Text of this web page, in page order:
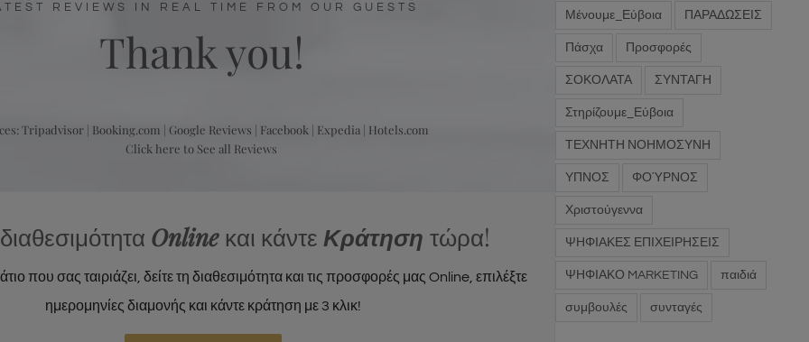
REVIEWS IN REAL TIME FROM OUR GUESTS
Thank you!
Tripadvisor | Booking.com | Google Reviews | Facebook | Expedia | Hotels.com
Click here to See all Reviews
Online και κάντε Κράτηση τώρα!
που σας ταιριάζει, δείτε τη διαθεσιμότητα και τις προσφορές μας Online, επιλέξτε
ημερομηνίες διαμονής και κάντε κράτηση με 3 κλικ!
Μένουμε_Εύβοια ΠΑΡΑΔΩΣΕΙΣ
Πάσχα Προσφορές
ΣΟΚΟΛΑΤΑ ΣΥΝΤΑΓΗ
Στηρίζουμε_Εύβοια
ΤΕΧΝΗΤΗ ΝΟΗΜΟΣΥΝΗ
ΥΠΝΟΣ ΦΟΎΡΝΟΣ
Χριστούγεννα
ΨΗΦΙΑΚΕΣ ΕΠΙΧΕΙΡΗΣΕΙΣ
ΨΗΦΙΑΚΟ MARKETING παιδιά
συμβουλές συνταγές